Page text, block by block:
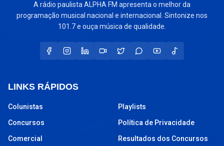
A rádio paulista ALPHA FM apresenta o melhor da
programação musical nacional e internacional. Sintonize nos
101.7 e ouça música de qualidade.
LINKS RÁPIDOS
Colunistas
Concursos
Comercial
Playlists
Política de Privacidade
Resultados dos Concursos